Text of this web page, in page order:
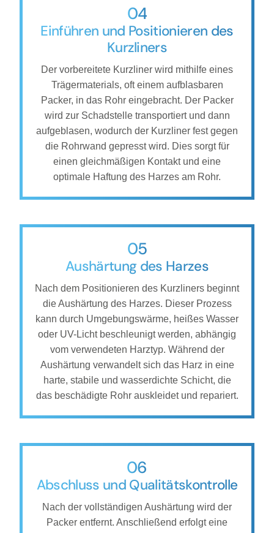
04
Einführen und Positionieren des
Kurzliners
Der vorbereitete Kurzliner wird mithilfe eines
Trägermaterials, oft einem aufblasbaren
Packer, in das Rohr eingebracht. Der Packer
wird zur Schadstelle transportiert und dann
aufgeblasen, wodurch der Kurzliner fest gegen
die Rohrwand gepresst wird. Dies sorgt für
einen gleichmäßigen Kontakt und eine
optimale Haftung des Harzes am Rohr.
05
Aushärtung des Harzes
Nach dem Positionieren des Kurzliners beginnt
die Aushärtung des Harzes. Dieser Prozess
kann durch Umgebungswärme, heißes Wasser
oder UV-Licht beschleunigt werden, abhängig
vom verwendeten Harztyp. Während der
Aushärtung verwandelt sich das Harz in eine
harte, stabile und wasserdichte Schicht, die
das beschädigte Rohr auskleidet und repariert.
06
Abschluss und Qualitätskontrolle
Nach der vollständigen Aushärtung wird der
Packer entfernt. Anschließend erfolgt eine